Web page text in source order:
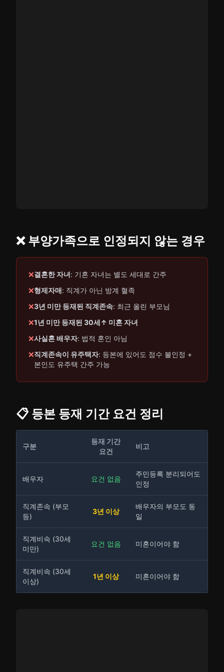
❌ 부양가족으로 인정되지 않는 경우
❌결혼한 자녀: 기혼 자녀는 별도 세대로 간주
❌형제자매: 직계가 아닌 방계 혈족
❌3년 미만 등재된 직계존속: 최근 올린 부모님
❌1년 미만 등재된 30세↑ 미혼 자녀
❌사실혼 배우자: 법적 혼인 아님
❌직계존속이 유주택자: 등본에 있어도 점수 불인정 +
본인도 유주택 간주 가능
📋 등본 등재 기간 요건 정리
구분
등재 기간
요건
비고
배우자 요건 없음
주민등록 분리되어도
인정
직계존속 (부모
등)
3년 이상
배우자의 부모도 동
일
직계비속 (30세
미만)
요건 없음 미혼이어야 함
직계비속 (30세
이상)
1년 이상 미혼이어야 함